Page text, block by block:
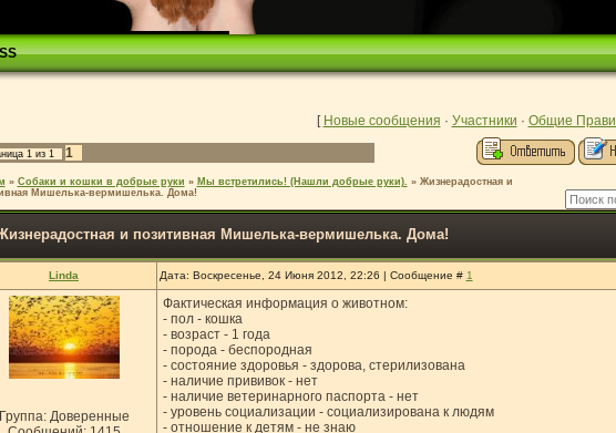
[ Новые сообщения · Участники · Общие
1из 1 1
» Собаки и кошки в добрые руки » Мы встретились! (Нашли добрые руки). » Жизнерадостная и
Мишелька-вермишелька. Дома!
и позитивная Мишелька-вермишелька. Дома!
Linda Дата: Воскресенье, 24 Июня 2012, 22:26 | Сообщение # 1
Доверенные
Фактическая информация о животном:
- пол - кошка
- возраст - 1 года
- порода - беспородная
- состояние здоровья - здорова, стерилизована
- наличие прививок - нет
- наличие ветеринарного паспорта - нет
- уровень социализации - социализирована к людям
- отношение к детям - не знаю